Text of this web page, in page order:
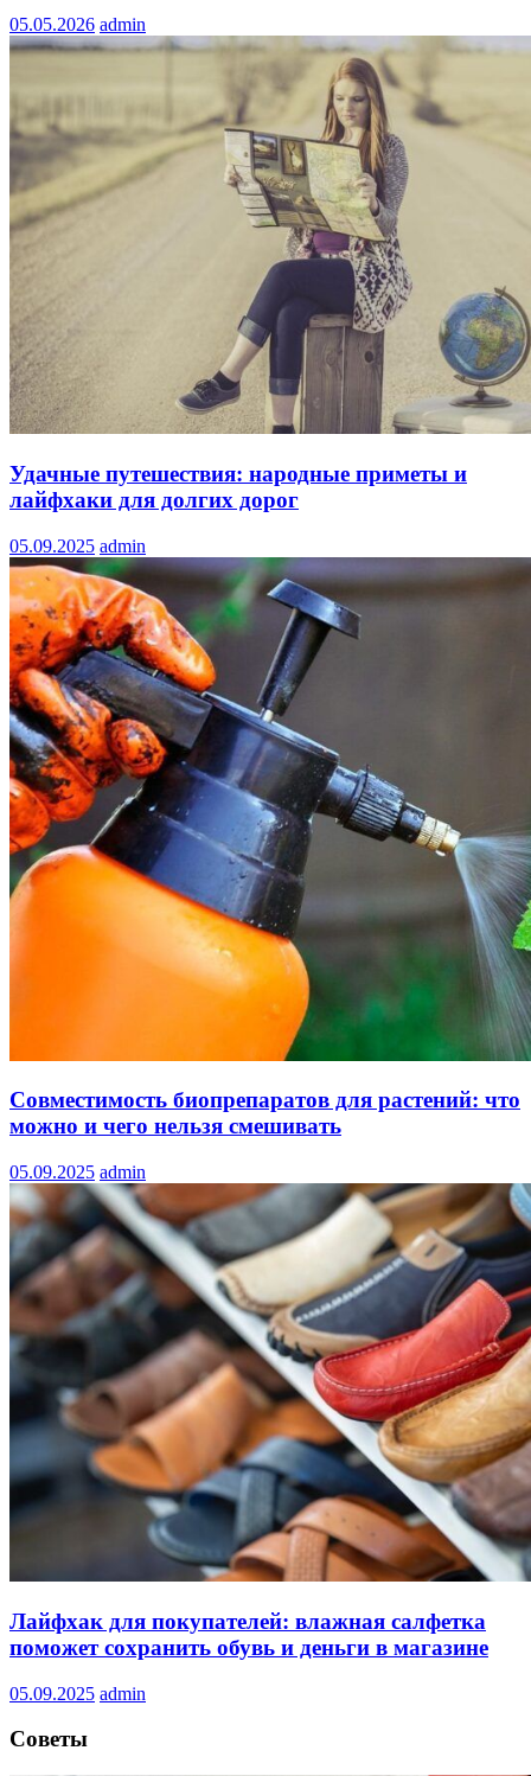
05.05.2026 admin
Удачные путешествия: народные приметы и
лайфхаки для долгих дорог
05.09.2025 admin
Совместимость биопрепаратов для растений: что
можно и чего нельзя смешивать
05.09.2025 admin
Лайфхак для покупателей: влажная салфетка
поможет сохранить обувь и деньги в магазине
05.09.2025 admin
Советы